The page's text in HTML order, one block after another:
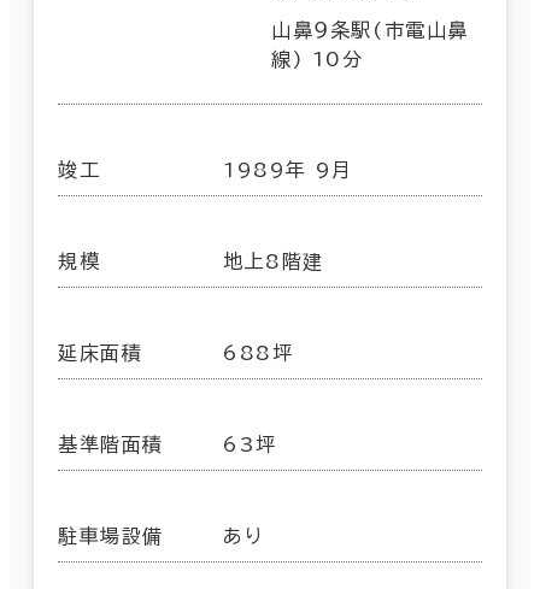
山鼻９条駅(市電山鼻
線) 10分
竣工 1989年 9月
規模 地上8階建
延床面積 688坪
基準階面積 63坪
駐車場設備 あり